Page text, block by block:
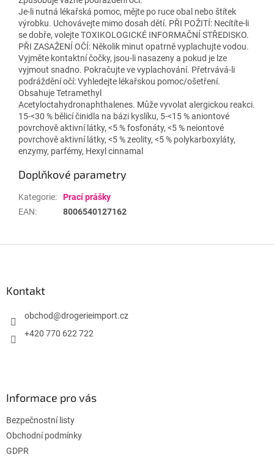
Je-li nutná lékařská pomoc, mějte po ruce obal nebo štítek
výrobku. Uchovávejte mimo dosah dětí. PŘI POŽITÍ: Necítíte-li
se dobře, volejte TOXIKOLOGICKÉ INFORMAČNÍ STŘEDISKO.
PŘI ZASAŽENÍ OČÍ: Několik minut opatrně vyplachujte vodou.
Vyjměte kontaktní čočky, jsou-li nasazeny a pokud je lze
vyjmout snadno. Pokračujte ve vyplachování. Přetrvává-li
podráždění očí: Vyhledejte lékařskou pomoc/ošetření.
Obsahuje Tetramethyl
Acetyloctahydronaphthalenes. Může vyvolat alergickou reakci.
15-<30 % bělicí činidla na bázi kyslíku, 5-<15 % aniontové
povrchově aktivní látky, <5 % fosfonáty, <5 % neiontové
povrchově aktivní látky, <5 % zeolity, <5 % polykarboxyláty,
enzymy, parfémy, Hexyl cinnamal
Doplňkové parametry
Kategorie:
Prací prášky
EAN: 8006540127162
Kontakt
obchod@drogerieimport.cz
+420 770 622 722
Informace pro vás
Bezpečnostní listy
Obchodní podmínky
GDPR